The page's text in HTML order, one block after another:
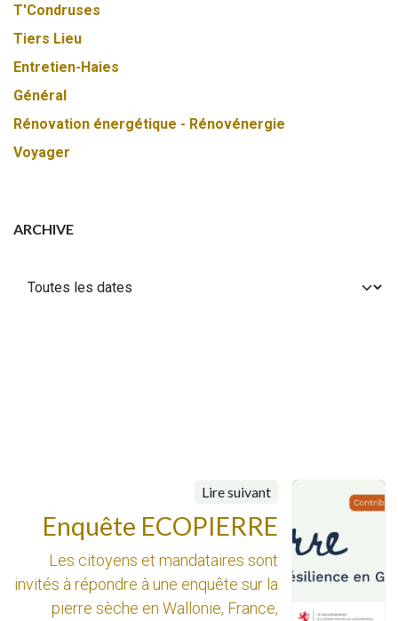
T'Condruses
Tiers Lieu
Entretien-Haies
Général
Rénovation énergétique - Rénovénergie
Voyager
ARCHIVE
Lire suivant
Enquête ECOPIERRE
Les citoyens et mandataires sont
invités à répondre à une enquête sur la
pierre sèche en Wallonie, France,